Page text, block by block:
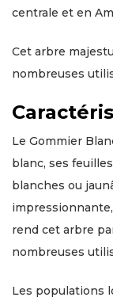
centrale et en
Cet arbre
nombreuses
Le Gommier
blanc, ses
blanches ou
rend cet arbre
nombreuses
Les populations